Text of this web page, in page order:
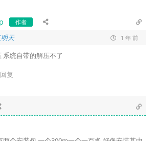
作者
天 1 年 前
统自带的解压不了
回复